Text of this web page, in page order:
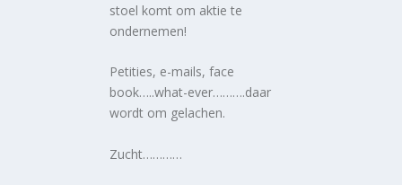
stoel komt om aktie te
ondernemen!
Petities, e-mails, face
book…..what-ever……….daar
wordt om gelachen.
Zucht…………